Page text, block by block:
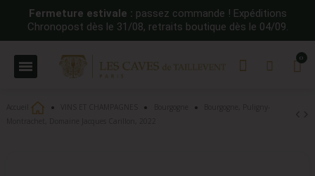
Fermeture estivale : passez commande ! Expéditions
Chronopost dès le 31/08, retraits boutique dès le 04/09.